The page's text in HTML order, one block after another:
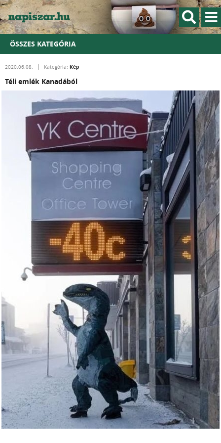
ÖSSZES KATEGÓRIA
2020.06.08. Kategória: Kép
Téli emlék Kanadából